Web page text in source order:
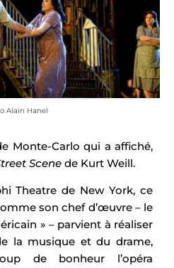
Alain Hanel
Monte-Carlo qui a affiché,
Scene de Kurt Weill.
Theatre de New York, ce
son chef d’œuvre – le
» – parvient à réaliser
la musique et du drame,
de bonheur l’opéra